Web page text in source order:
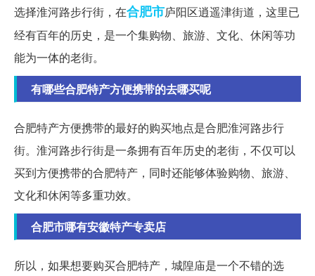
选择淮河路步行街，在合肥市庐阳区逍遥津街道，这里已
经有百年的历史，是一个集购物、旅游、文化、休闲等功
能为一体的老街。
有哪些合肥特产方便携带的去哪买呢
合肥特产方便携带的最好的购买地点是合肥淮河路步行
街。淮河路步行街是一条拥有百年历史的老街，不仅可以
买到方便携带的合肥特产，同时还能够体验购物、旅游、
文化和休闲等多重功效。
合肥市哪有安徽特产专卖店
所以，如果想要购买合肥特产，城隍庙是一个不错的选